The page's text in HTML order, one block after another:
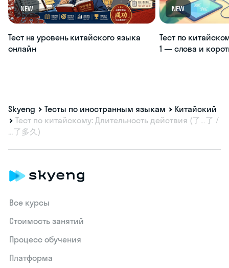
NEW
Тест на уровень китайского языка
онлайн
NEW
Тест по
1 — слова и
Skyeng Тесты по иностранным языкам
Китайский
Тест по китайскому: Длительность действия (了…了 /
…了多久)
Все курсы
Стоимость занятий
Процесс обучения
Платформа